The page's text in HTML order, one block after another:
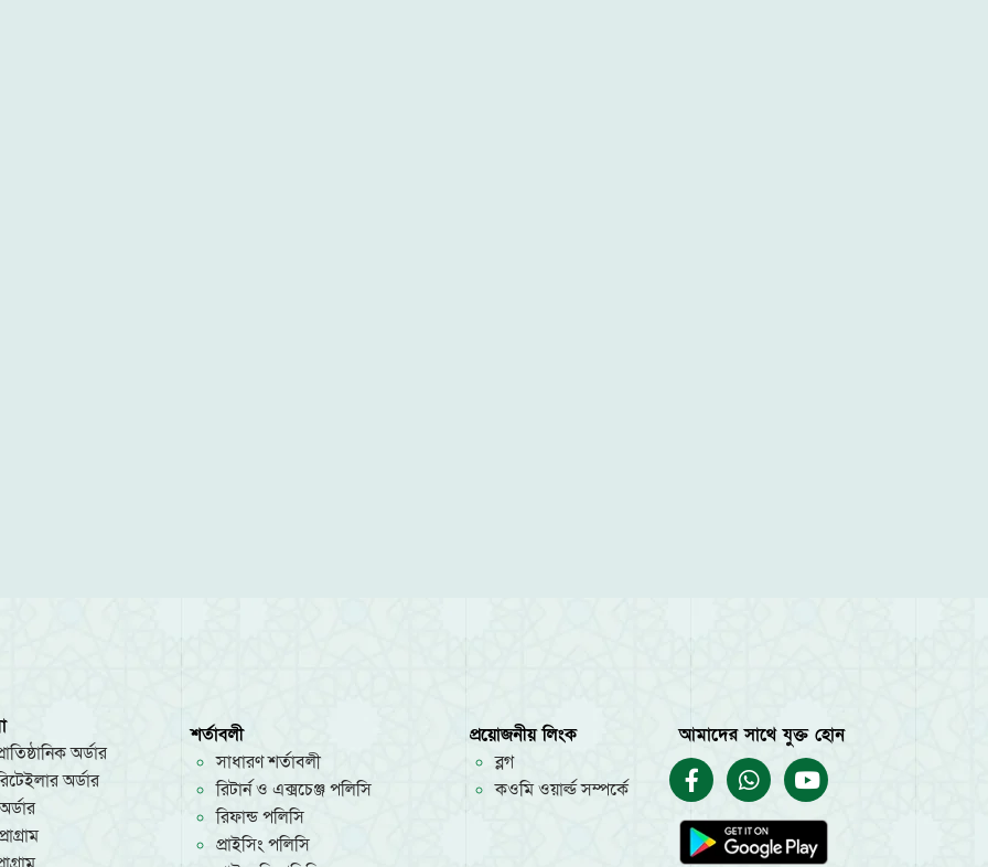
অর্ডার
অর্ডার
শর্তাবলী
সাধারণ শর্তাবলী
রিটার্ন ও এক্সচেঞ্জ পলিসি
রিফান্ড পলিসি
প্রাইসিং পলিসি
প্রয়োজনীয় লিংক
ব্লগ
কওমি ওয়ার্ল্ড সম্পর্কে
আমাদের সাথে যুক্ত হোন